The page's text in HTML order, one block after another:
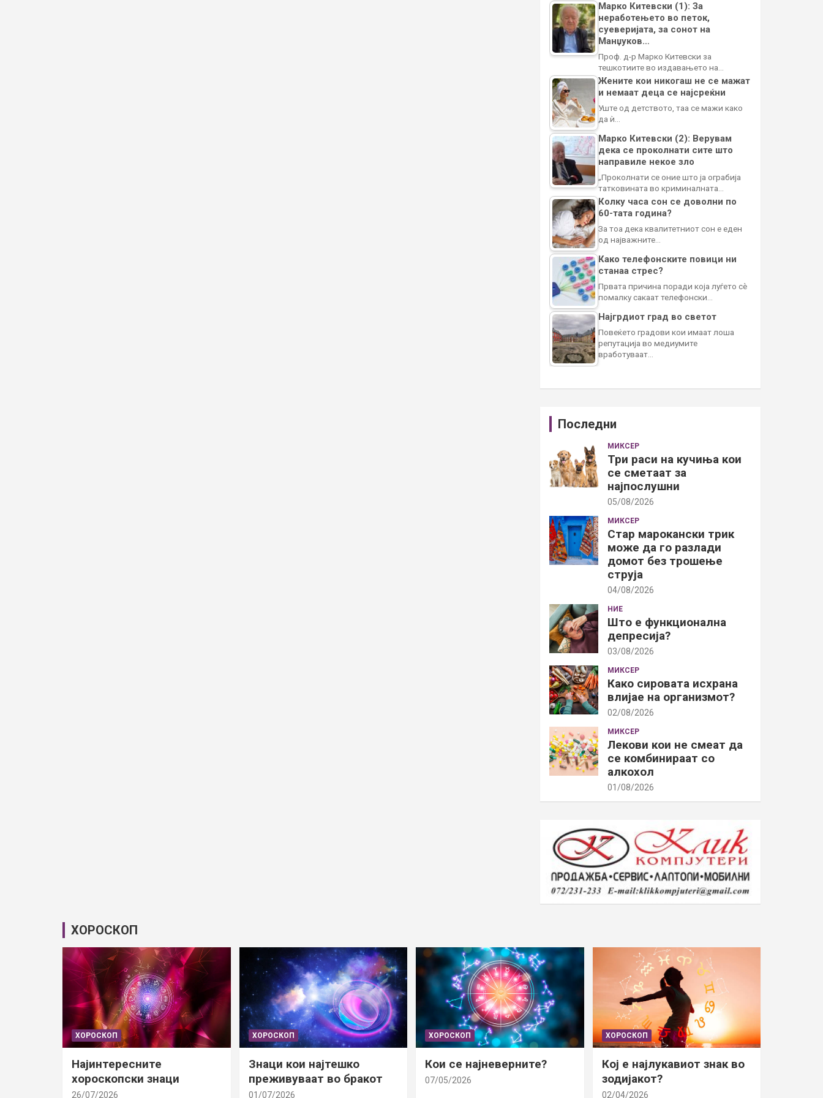
Марко Китевски (1): За
неработењето во петок,
суеверијата, за сонот на
Манџуков…
Проф. д-р Марко Китевски за
тешкотиите во издавањето на…
Жените кои никогаш не се мажат
и немаат деца се најсреќни
Уште од детството, таа се мажи како
да ѝ…
Марко Китевски (2): Верувам
дека се проколнати сите што
направиле некое зло
„Проколнати се оние што ја ограбија
татковината во криминалната…
Колку часа сон се доволни по
60-тата година?
За тоа дека квалитетниот сон е еден
од најважните…
Како телефонските повици ни
станаа стрес?
Првата причина поради која луѓето сè
помалку сакаат телефонски…
Најгрдиот град во светот
Повеќето градови кои имаат лоша
репутација во медиумите
вработуваат…
Последни
МИКСЕР
Три раси на кучиња кои
се сметаат за
најпослушни
05/08/2026
МИКСЕР
Стар марокански трик
може да го разлади
домот без трошење
струја
04/08/2026
НИЕ
Што е функционална
депресија?
03/08/2026
МИКСЕР
Како сировата исхрана
влијае на организмот?
02/08/2026
МИКСЕР
Лекови кои не смеат да
се комбинираат со
алкохол
01/08/2026
ХОРОСКОП
ХОРОСКОП
Најинтересните
хороскопски знаци
26/07/2026
ХОРОСКОП
Знаци кои најтешко
преживуваат во бракот
01/07/2026
ХОРОСКОП
Кои се најневерните?
07/05/2026
ХОРОСКОП
Кој е најлукавиот знак во
зодијакот?
02/04/2026